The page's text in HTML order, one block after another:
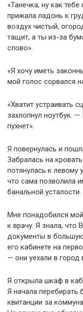
«Танечка, ну как
прижала ладонь к
воздух чистый,
тащит, а ты из-за
слово».
«Я хочу иметь
мой голос сорвался
«Хватит устраивать
захлопнул ноутбук.
пухнет».
Я повернулась и
Забралась на
потянулась к левому
что сама позволила
банальной усталости.
Мне понадобился
к врачу. Я знала,
документы в
его кабинете на
— они уехали в
Я открыла шкаф в
Я начала перебирать
квитанции за